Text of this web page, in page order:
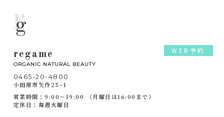
regame
ORGANIC NATURAL BEAUTY
0465-20-4800
小田原市矢作25−1
営業時間：9:00～19:00 （月曜日は16:00まで）
定休日：毎週火曜日
WEB予約